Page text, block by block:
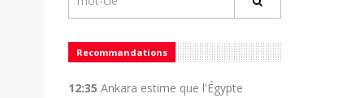
Recommandations
12:35 Ankara estime que l'Égypte